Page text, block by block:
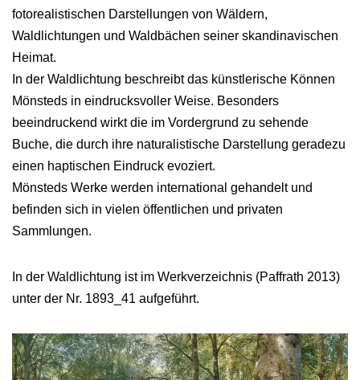
fotorealistischen Darstellungen von Wäldern,
Waldlichtungen und Waldbächen seiner skandinavischen
Heimat.
In der Waldlichtung beschreibt das künstlerische Können
Mönsteds in eindrucksvoller Weise. Besonders
beeindruckend wirkt die im Vordergrund zu sehende
Buche, die durch ihre naturalistische Darstellung geradezu
einen haptischen Eindruck evoziert.
Mönsteds Werke werden international gehandelt und
befinden sich in vielen öffentlichen und privaten
Sammlungen.
In der Waldlichtung ist im Werkverzeichnis (Paffrath 2013)
unter der Nr. 1893_41 aufgeführt.